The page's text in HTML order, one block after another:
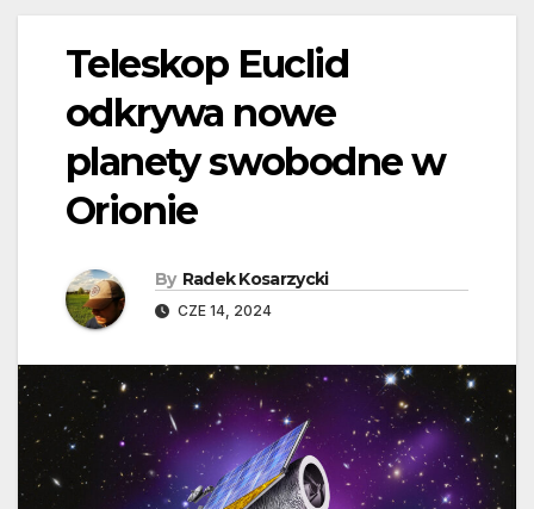
Teleskop Euclid
odkrywa nowe
planety swobodne w
Orionie
By Radek Kosarzycki
CZE 14, 2024